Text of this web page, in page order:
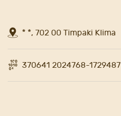
* *, 702 00 Timpaki Klima
370641 2024768-1729487